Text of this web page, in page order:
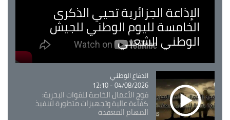
الإذاعة الجزائرية تحيي الذكرى
الخامسة لليوم الوطني للجيش
الوطني الشعبي
Catégorie
الدفاع الوطني
04/08/2026 - 12:10
فوج الأعمال الخاصة للقوات البحرية:
كفاءة عالية وتجهيزات متطورة لتنفيذ
المهام المعقدة